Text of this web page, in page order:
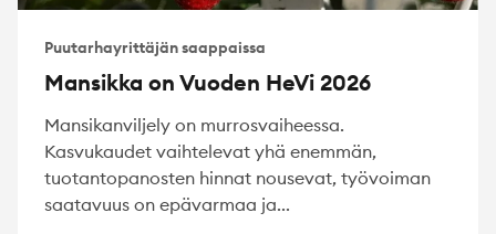
Puutarhayrittäjän saappaissa
Mansikka on Vuoden HeVi 2026
Mansikanviljely on murrosvaiheessa.
Kasvukaudet vaihtelevat yhä enemmän,
tuotantopanosten hinnat nousevat, työvoiman
saatavuus on epävarmaa ja...